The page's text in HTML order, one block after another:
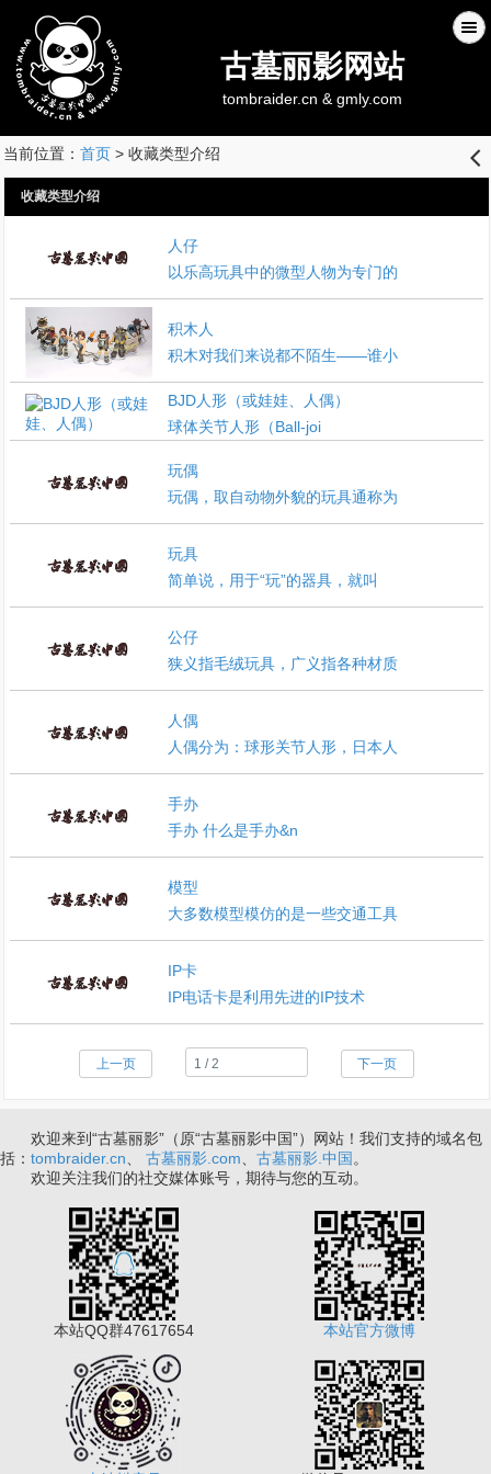
古墓丽影网站
tombraider.cn & gmly.com
当前位置： 首页> 收藏类型介绍 󰊒
收藏类型介绍
人仔
以乐高玩具中的微型人物为专门的
积木人
积木对我们来说都不陌生——谁小
BJD人形（或娃娃、人偶）
球体关节人形（Ball-joi
玩偶
玩偶，取自动物外貌的玩具通称为
玩具
简单说，用于“玩”的器具，就叫
公仔
狭义指毛绒玩具，广义指各种材质
人偶
人偶分为：球形关节人形，日本人
手办
手办 什么是手办&n
模型
大多数模型模仿的是一些交通工具
IP卡
IP电话卡是利用先进的IP技术
上一页 下一页
欢迎来到“古墓丽影”（原“古墓丽影中国”）网站！我们支持的域名包
括： tombraider.cn 古墓丽影.com 古墓丽影.中国 。
欢迎关注我们的社交媒体账号，期待与您的互动。
本站QQ群47617654 本站官方微博